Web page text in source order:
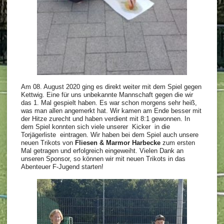
Am 08. August 2020 ging es direkt weiter mit dem Spiel gegen
Kettwig. Eine für uns unbekannte Mannschaft gegen die wir
das 1. Mal gespielt haben. Es war schon morgens sehr heiß,
was man allen angemerkt hat. Wir kamen am Ende besser mit
der Hitze zurecht und haben verdient mit 8:1 gewonnen. In
dem Spiel konnten sich viele unserer Kicker in die
Torjägerliste eintragen. Wir haben bei dem Spiel auch unsere
neuen Trikots von Fliesen & Marmor Harbecke zum ersten
Mal getragen und erfolgreich eingeweiht. Vielen Dank an
unseren Sponsor, so können wir mit neuen Trikots in das
Abenteuer F-Jugend starten!